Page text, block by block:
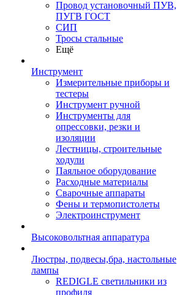
Провод установочный ПУВ,
ПУГВ ГОСТ
СИП
Тросы стальные
Ещё
Инструмент
Измерительные приборы и
тестеры
Инструмент ручной
Инструменты для
опрессовки, резки и
изоляции
Лестницы, строительные
ходули
Паяльное оборудование
Расходные материалы
Сварочные аппараты
Фены и термопистолеты
Электроинструмент
Высоковольтная аппаратура
Люстры, подвесы,бра, настольные
лампы
REDIGLE светильники из
профиля